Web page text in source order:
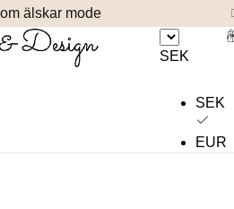
älskar mode
SEK
SEK
EUR